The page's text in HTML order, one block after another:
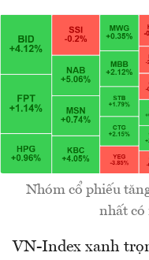
Nhóm cổ phiếu
nhất có
VN-Index xanh